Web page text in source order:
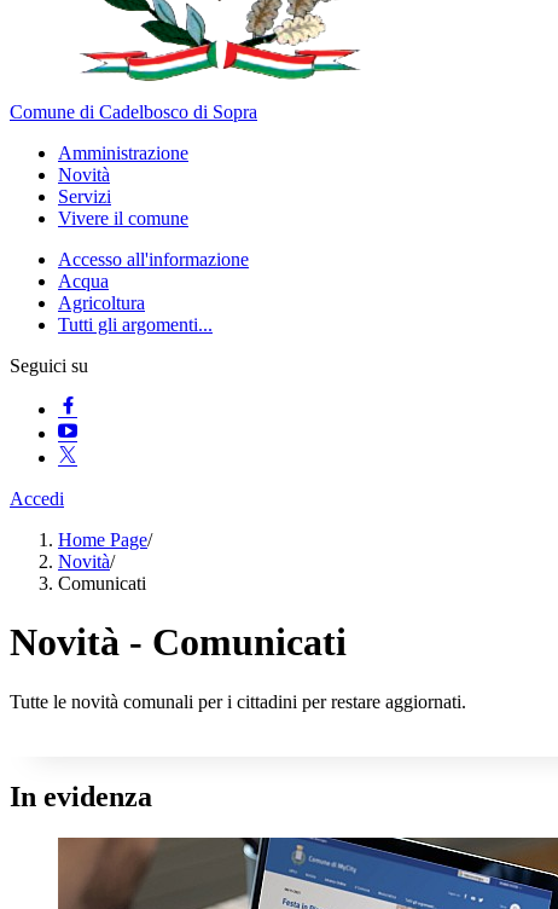
Comune di Cadelbosco di Sopra
Amministrazione
Novità
Servizi
Vivere il comune
Accesso all'informazione
Acqua
Agricoltura
Tutti gli argomenti...
Seguici su
Accedi
Home Page/
Novità/
Comunicati
Novità - Comunicati
Tutte le novità comunali per i cittadini per restare aggiornati.
In evidenza